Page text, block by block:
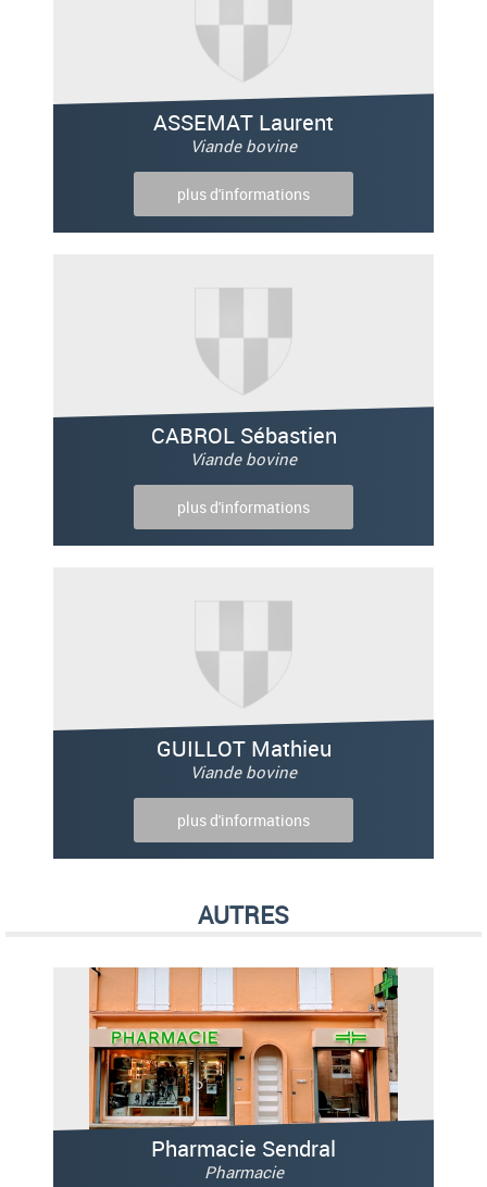
ASSEMAT Laurent
Viande bovine
plus d'informations
CABROL Sébastien
Viande bovine
plus d'informations
GUILLOT Mathieu
Viande bovine
plus d'informations
AUTRES
Pharmacie Sendral
Pharmacie